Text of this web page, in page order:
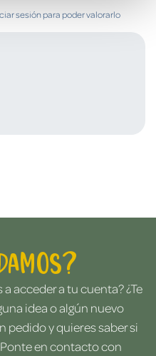
sesión para poder valorarlo
acceder a tu cuenta? ¿Te
idea o algún nuevo
pedido y quieres saber si
en contacto con